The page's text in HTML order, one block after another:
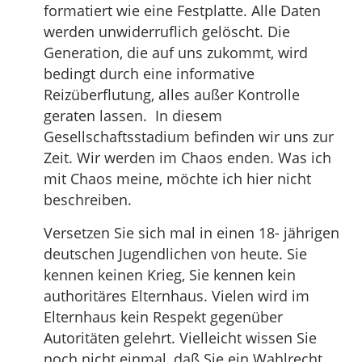
formatiert wie eine Festplatte. Alle Daten
werden unwiderruflich gelöscht. Die
Generation, die auf uns zukommt, wird
bedingt durch eine informative
Reizüberflutung, alles außer Kontrolle
geraten lassen. In diesem
Gesellschaftsstadium befinden wir uns zur
Zeit. Wir werden im Chaos enden. Was ich
mit Chaos meine, möchte ich hier nicht
beschreiben.
Versetzen Sie sich mal in einen 18- jährigen
deutschen Jugendlichen von heute. Sie
kennen keinen Krieg, Sie kennen kein
authoritäres Elternhaus. Vielen wird im
Elternhaus kein Respekt gegenüber
Autoritäten gelehrt. Vielleicht wissen Sie